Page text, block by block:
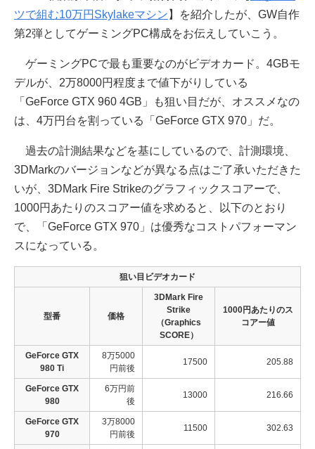
ツで組む10万円Skylakeマシン 】を紹介したが、GW自作
第2弾としてゲーミングPC構成をお伝えしていこう。
ゲーミングPCで最も重要なのがビデオカード。4GBモ
デルが、2万8000円程度まで値下がりしている
「GeForce GTX 960 4GB」も狙い目だが、オススメなの
は、4万円台を割っている「GeForce GTX 970」だ。
過去の計測結果などを基にしているので、計測環境、
3DMarkのバージョンなどが異なる点はご了承いただきた
いが、3DMark Fire Strikeのグラフィックスコアーで、
1000円あたりのスコアー値を求めると、以下のとおり
で、「GeForce GTX 970」は優秀なコストパフォーマン
スになっている。
狙い目ビデオカード
型番 価格
3DMark Fire
Strike
（Graphics
SCORE）
1000円あたりのス
コアー値
GeForce GTX
980 Ti
8万5000
円前後
17500 205.88
GeForce GTX
980
6万円前
後
13000 216.66
GeForce GTX
970
3万8000
円前後
11500 302.63